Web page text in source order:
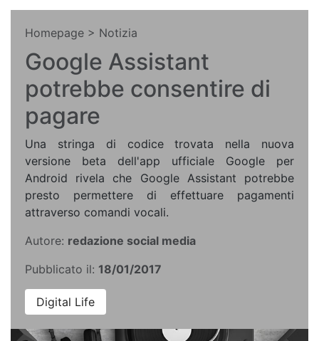
Homepage > Notizia
Google Assistant
potrebbe consentire di
pagare
Una stringa di codice trovata nella nuova
versione beta dell'app ufficiale Google per
Android rivela che Google Assistant potrebbe
presto permettere di effettuare pagamenti
attraverso comandi vocali.
Autore: redazione social media
Pubblicato il: 18/01/2017
Digital Life